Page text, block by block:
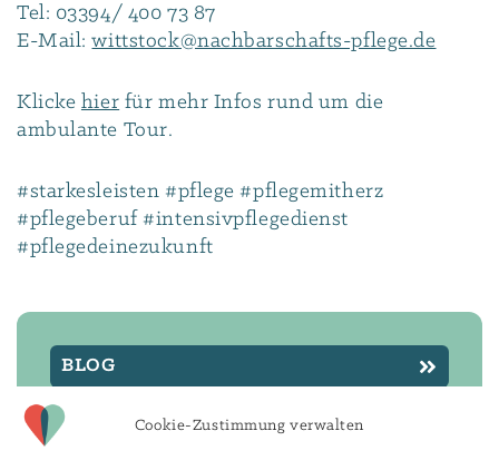
Cookie-Zustimmung verwalten
Tel: 03394/ 400 73 87
E-Mail:wittstock@nachbarschafts-pflege.de
Klicke hier für mehr Infos rund um die
ambulante Tour.
#starkesleisten #pflege #pflegemitherz
#pflegeberuf #intensivpflegedienst
#pflegedeinezukunft
BLOG
FLYER